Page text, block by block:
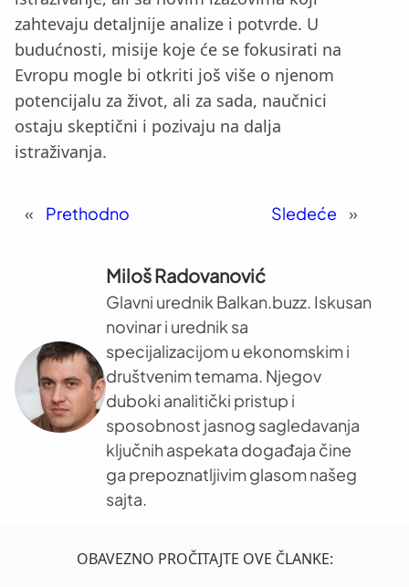
zahtevaju detaljnije analize i potvrde. U
budućnosti, misije koje će se fokusirati na
Evropu mogle bi otkriti još više o njenom
potencijalu za život, ali za sada, naučnici
ostaju skeptični i pozivaju na dalja
istraživanja.
« Prethodno Sledeće »
Miloš Radovanović
Glavni urednik Balkan.buzz. Iskusan
novinar i urednik sa
specijalizacijom u ekonomskim i
društvenim temama. Njegov
duboki analitički pristup i
sposobnost jasnog sagledavanja
ključnih aspekata događaja čine
ga prepoznatljivim glasom našeg
sajta.
OBAVEZNO PROČITAJTE OVE ČLANKE: